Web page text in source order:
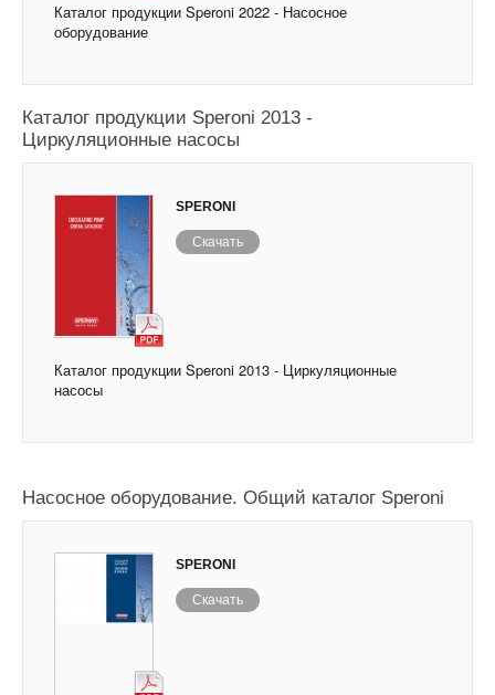
Каталог продукции Speroni 2022 - Насосное
оборудование
Каталог продукции Speroni 2013 -
Циркуляционные насосы
SPERONI
Скачать
Каталог продукции Speroni 2013 - Циркуляционные
насосы
Насосное оборудование. Общий каталог Speroni
SPERONI
Скачать